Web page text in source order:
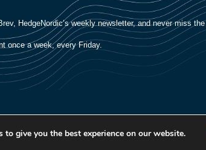
About Us
to give you the best experience on our website.